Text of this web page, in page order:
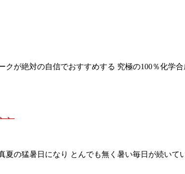
が絶対の自信でおすすめする 究極の100％化学
、
の猛暑日になり とんでも無く暑い毎日が続い